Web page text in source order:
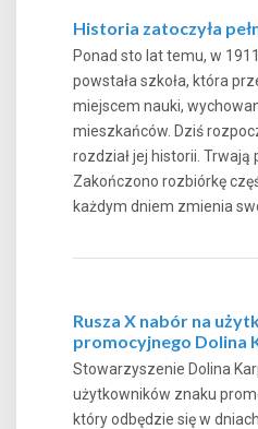
Historia zatoczyła
Ponad sto lat temu, w
powstała szkoła, która
miejscem nauki,
mieszkańców. Dziś
rozdział jej historii. Trwają
Zakończono rozbiórkę
każdym dniem zmienia
Rusza X nabór na
promocyjnego Dolina
Stowarzyszenie Dolina
użytkowników znaku
który odbędzie się w